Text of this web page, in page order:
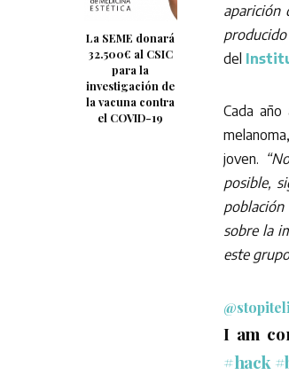
La SEME donará
32.500€ al CSIC
para la
investigación de
la vacuna contra
el COVID-19
aparición
del
Cada
joven.
posible,
población
sobre la
este
@stopiteli
I am
#hack